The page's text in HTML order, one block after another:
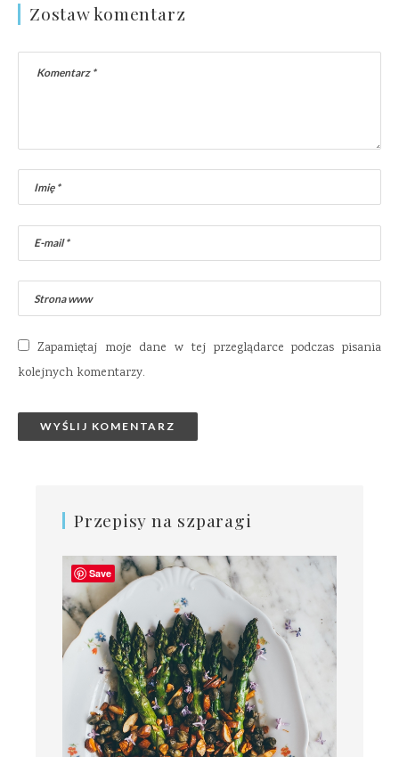
Zostaw komentarz
Zapamiętaj moje dane w tej przeglądarce podczas pisania
kolejnych komentarzy.
Przepisy na szparagi
Save